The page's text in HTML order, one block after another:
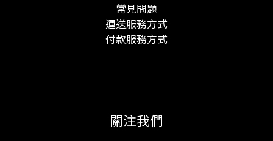
常見問題
運送服務方式
付款服務方式
關注我們